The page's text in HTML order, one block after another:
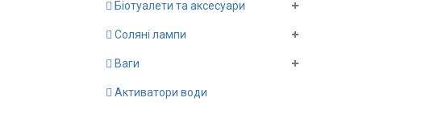
Біотуалети та аксесуари
Соляні лампи
Ваги
Активатори води